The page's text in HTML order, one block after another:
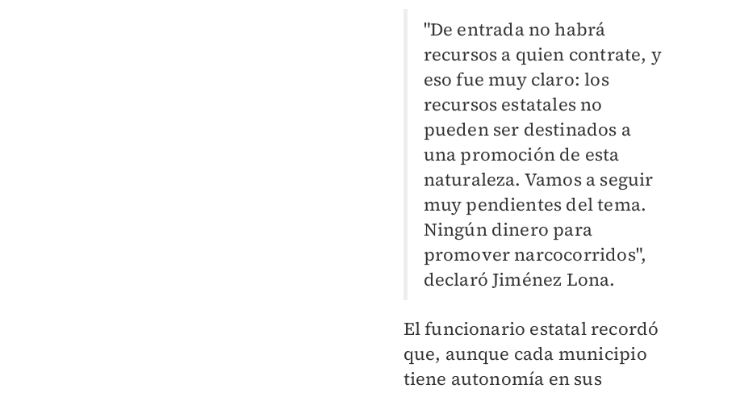
"De entrada no habrá
recursos a quien contrate, y
eso fue muy claro: los
recursos estatales no
pueden ser destinados a
una promoción de esta
naturaleza. Vamos a seguir
muy pendientes del tema.
Ningún dinero para
promover narcocorridos",
declaró Jiménez Lona.
El funcionario estatal recordó
que, aunque cada municipio
tiene autonomía en sus